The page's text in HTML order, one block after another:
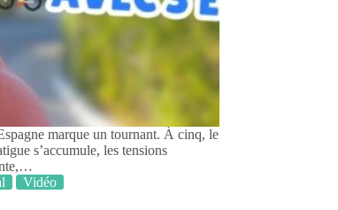
marque un tournant. À cinq, le
s’accumule, les tensions
Vidéo